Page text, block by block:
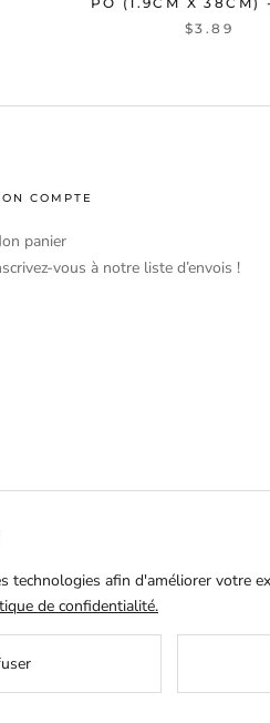
$3.89
COMPTE
panier
vous à notre liste d’envois !
afin d'améliorer votre
de confidentialité.